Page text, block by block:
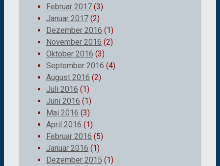
Februar 2017 (3)
Januar 2017 (2)
Dezember 2016 (1)
November 2016 (2)
Oktober 2016 (3)
September 2016 (4)
August 2016 (2)
Juli 2016 (1)
Juni 2016 (1)
Mai 2016 (3)
April 2016 (1)
Februar 2016 (5)
Januar 2016 (1)
Dezember 2015 (1)